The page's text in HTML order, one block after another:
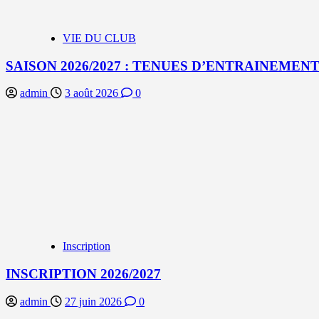
VIE DU CLUB
SAISON 2026/2027 : TENUES D’ENTRAINEMENT
admin 3 août 2026 0
Inscription
INSCRIPTION 2026/2027
admin 27 juin 2026 0